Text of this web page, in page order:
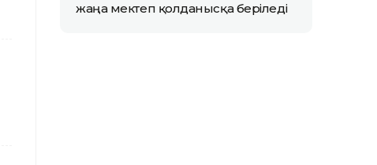
жаңа мектеп қолданысқа беріледі